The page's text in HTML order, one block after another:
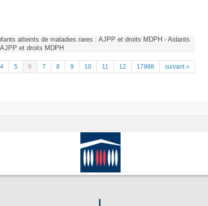
atteints de maladies rares : AJPP et droits MDPH - Aidants
et droits MDPH
4 5 6 7 8 9 10 11 12 17988 suivant »